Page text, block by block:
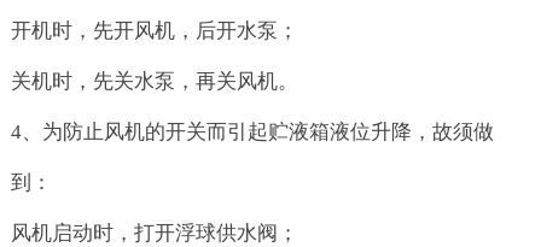
开机时，先开风机，后开水泵；
关机时，先关水泵，再关风机。
4、为防止风机的开关而引起贮液箱液位升降，故须做
到：
风机启动时，打开浮球供水阀；